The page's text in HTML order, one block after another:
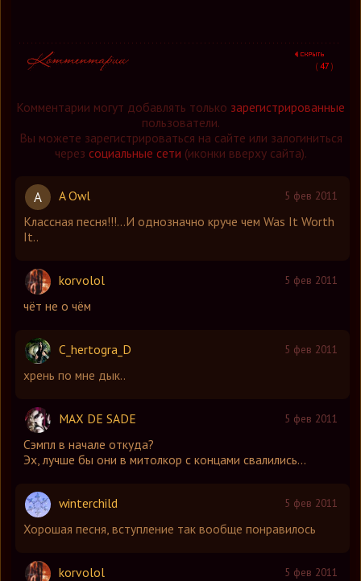
( 47 )
Комментарии могут добавлять только зарегистрированные
пользователи.
Вы можете зарегистрироваться на сайте или залогиниться
через социальные сети (иконки вверху сайта).
5 фев 2011
A
A Owl
Классная песня!!!...И однозначно круче чем Was It Worth
It..
5 фев 2011
korvolol
чёт не о чём
5 фев 2011
C_hertogra_D
хрень по мне дык..
5 фев 2011
MAX DE SADE
Сэмпл в начале откуда?
Эх, лучше бы они в митолкор с концами свалились...
5 фев 2011
winterchild
Хорошая песня, вступление так вообще понравилось
5 фев 2011
korvolol